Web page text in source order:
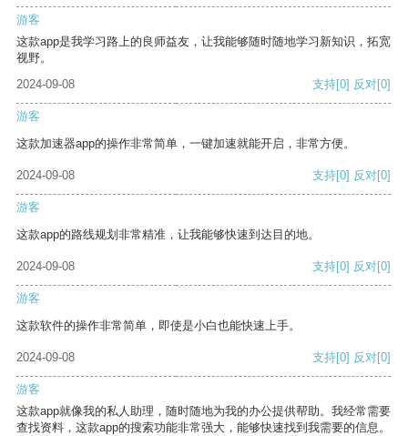
游客
这款app是我学习路上的良师益友，让我能够随时随地学习新知识，拓宽
视野。
2024-09-08
支持[0] 反对[0]
游客
这款加速器app的操作非常简单，一键加速就能开启，非常方便。
2024-09-08 支持[0] 反对[0]
游客
这款app的路线规划非常精准，让我能够快速到达目的地。
2024-09-08 支持[0] 反对[0]
游客
这款软件的操作非常简单，即使是小白也能快速上手。
2024-09-08 支持[0] 反对[0]
游客
这款app就像我的私人助理，随时随地为我的办公提供帮助。我经常需要
查找资料，这款app的搜索功能非常强大，能够快速找到我需要的信息。